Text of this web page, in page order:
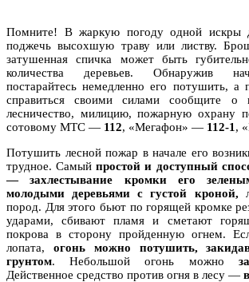
Помните! В жаркую погоду одной искры
поджечь высохшую траву или листву.
затушенная спичка может быть
количества деревьев. Обнаружив
постарайтесь немедленно его потушить, а
справиться своими силами сообщите
лесничество, милицию, пожарную охрану
сотовому МТС — 112, «Мегафон» — 112-1 ,
Потушить лесной пожар в начале его
трудное. Самыйпростой и доступный
— захлестывание кромки его
молодыми деревьями с густой кроной,
пород. Для этого бьют по горящей кромке
ударами, сбивают пламя и сметают
покрова в сторону пройденную огнем.
лопата, огонь можно потушить,
грунтом. Небольшой огонь можно
Действенное средство против огня в лесу —